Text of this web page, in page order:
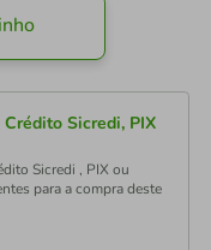
Sicredi, PIX
Sicredi , PIX ou
para a compra deste